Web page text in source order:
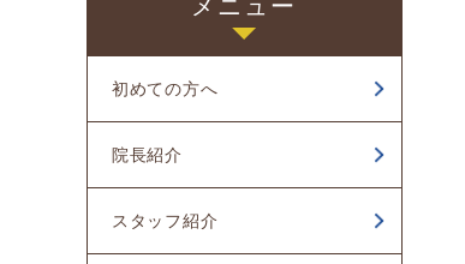
2025年09月
2025年06月
メニュー
初めての方へ
院長紹介
スタッフ紹介